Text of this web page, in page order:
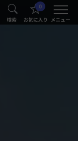
検索
0
お気に入り メニュー
®